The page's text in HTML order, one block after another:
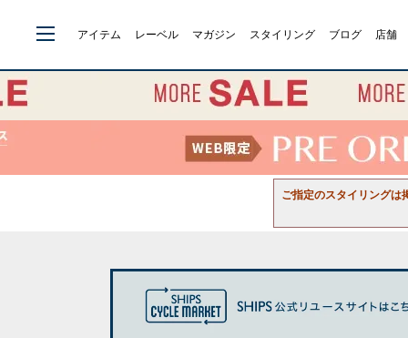
アイテム レーベル マガジン スタイリング ブログ 店舗
ご指定のスタイリングは